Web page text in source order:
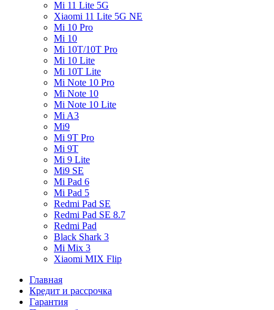
Mi 11 Lite 5G
Xiaomi 11 Lite 5G NE
Mi 10 Pro
Mi 10
Mi 10T/10T Pro
Mi 10 Lite
Mi 10T Lite
Mi Note 10 Pro
Mi Note 10
Mi Note 10 Lite
Mi A3
Mi9
Mi 9T Pro
Mi 9T
Mi 9 Lite
Mi9 SE
Mi Pad 6
Mi Pad 5
Redmi Pad SE
Redmi Pad SE 8.7
Redmi Pad
Black Shark 3
Mi Mix 3
Xiaomi MIX Flip
Главная
Кредит и рассрочка
Гарантия